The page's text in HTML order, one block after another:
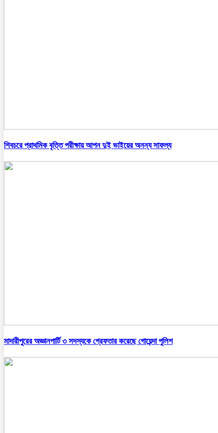
শিবচরে প্রাথমিক বৃত্তি পরীক্ষায় আপন দুই ভাইয়ের অনন্য সাফল্য
মাদারীপুরের অজ্ঞানপার্টি ৩ সদস্যকে গ্রেফতার করেছে গোয়েন্দা পুলিশ